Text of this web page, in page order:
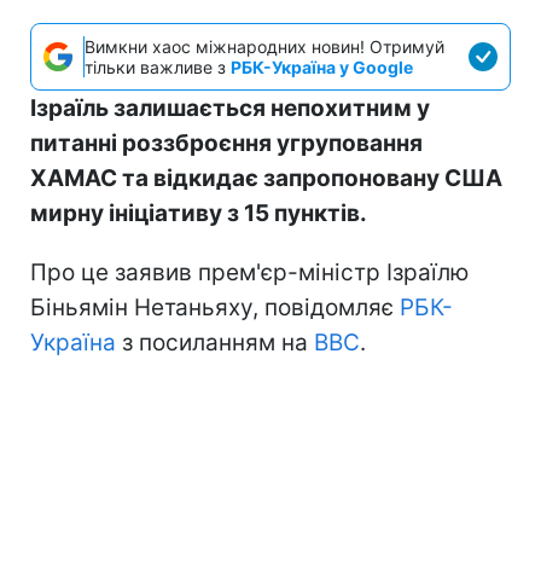
Вимкни хаос міжнародних новин! Отримуй
тільки важливе з РБК-Україна у Google
Ізраїль залишається непохитним у
питанні роззброєння угруповання
ХАМАС та відкидає запропоновану США
мирну ініціативу з 15 пунктів.
Про це заявив прем'єр-міністр Ізраїлю
Біньямін Нетаньяху, повідомляє РБК-
Україна з посиланням на BBC.